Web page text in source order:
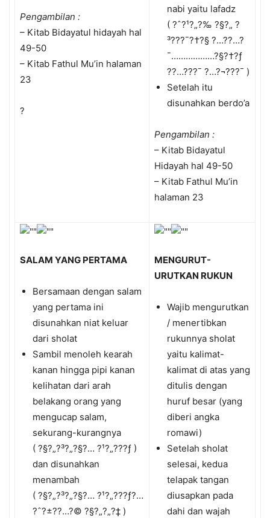
Pengambilan :
– Kitab Bidayatul hidayah hal
49-50
– Kitab Fathul Mu’in halaman
23
?
nabi yaitu lafadz
( ?ˆ?¹?„?‰ ?§?„ ?
³???¯?†?§ ?…?­?…?
¯………………?§?†?ƒ
?­?…???¯ ?…?¬???¯ )
Setelah itu
disunahkan berdo’a
Pengambilan :
– Kitab Bidayatul
Hidayah hal 49-50
– Kitab Fathul Mu’in
halaman 23
SALAM YANG PERTAMA
Bersamaan dengan salam
yang pertama ini
disunahkan niat keluar
dari sholat
Sambil menoleh kearah
kanan hingga pipi kanan
kelihatan dari arah
belakang orang yang
mengucap salam,
sekurang-kurangnya
( ?§?„?³?„?§?… ?¹?„???ƒ )
dan disunahkan
menambah
( ?§?„?³?„?§?… ?¹?„???ƒ?…
?ˆ?±?­?…?© ?§?„?„?‡ )
MENGURUT-
URUTKAN RUKUN
Wajib mengurutkan
/ menertibkan
rukunnya sholat
yaitu kalimat-
kalimat di atas yang
ditulis dengan
huruf besar (yang
diberi angka
romawi)
Setelah sholat
selesai, kedua
telapak tangan
diusapkan pada
dahi dan wajah